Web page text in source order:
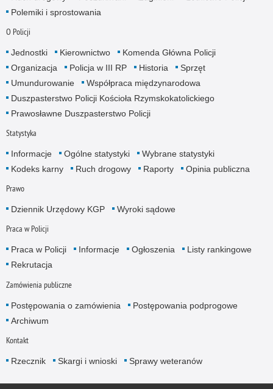
Polemiki i sprostowania
O Policji
Jednostki Kierownictwo
Komenda Główna Policji
Organizacja
Policja w III RP Historia
Sprzęt
Umundurowanie
Współpraca międzynarodowa
Duszpasterstwo Policji Kościoła Rzymskokatolickiego
Prawosławne Duszpasterstwo Policji
Statystyka
Informacje Ogólne statystyki
Wybrane statystyki
Kodeks karny
Ruch drogowy Raporty Opinia publiczna
Prawo
Dziennik Urzędowy KGP Wyroki sądowe
Praca w Policji
Praca w Policji Informacje Ogłoszenia
Listy rankingowe
Rekrutacja
Zamówienia publiczne
Postępowania o zamówienia
Postępowania podprogowe
Archiwum
Kontakt
Rzecznik Skargi i wnioski Sprawy weteranów